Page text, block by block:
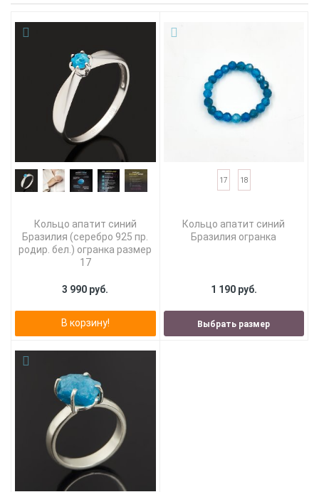
Кольцо апатит синий
Бразилия (серебро 925 пр.
родир. бел.) огранка размер
17
3 990 руб.
В корзину!
17 18
Кольцо апатит синий
Бразилия огранка
1 190 руб.
Выбрать размер